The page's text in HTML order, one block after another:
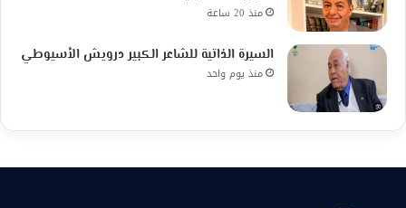
منذ 20 ساعة
السيرة الذاتية للشاعر الكبير درويش الأسيوطي
منذ يوم واحد